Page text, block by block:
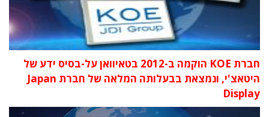
חברת KOE הוקמה ב-2012 בטאיוואן על-בסיס ידע של
היטאצ'י, ונמצאת בבעלותה המלאה של חברת Japan
Display